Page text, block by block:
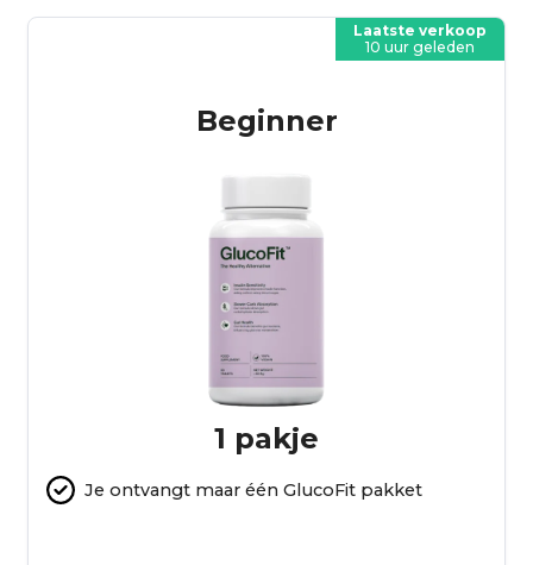
Laatste verkoop
10 uur geleden
Beginner
1 pakje
Je ontvangt maar één GlucoFit pakket